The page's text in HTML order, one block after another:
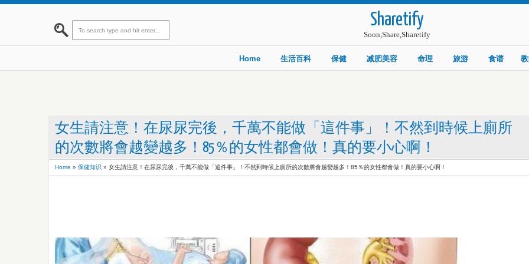
Sharetify
Soon,Share,Sharetify
Home 生活百科 保健 减肥美容 命理 旅游 食谱
女生請注意！在尿尿完後，千萬不能做「這件事」！不然到時候上廁所
的次數將會越變越多！85％的女性都會做！真的要小心啊！
Home » 保健知识 » 女生請注意！在尿尿完後，千萬不能做「這件事」！不然到時候上廁所的次數將會越變越多！85％的女性都會做！真的要小心啊！